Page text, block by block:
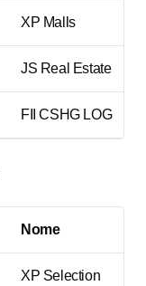
XP Malls
JS Real Estate
FII CSHG LOG
Nome
XP Selection